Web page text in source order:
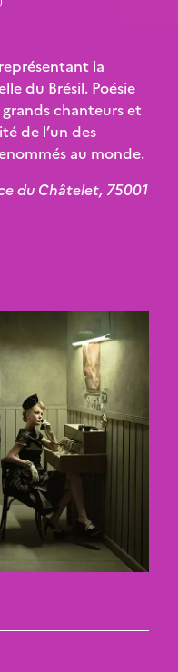
la
du Brésil. Poésie
chanteurs et
de l’un des
au monde.
du Châtelet, 75001